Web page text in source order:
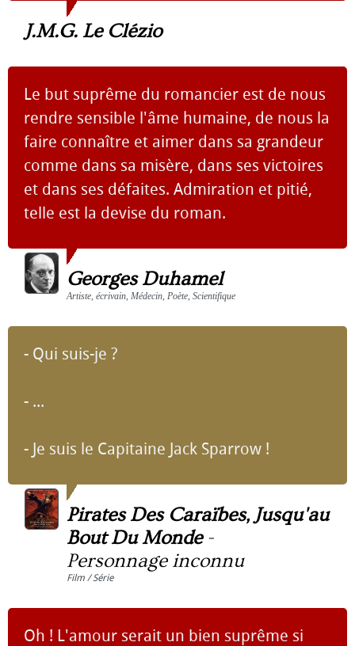
J.M.G. Le Clézio
Le but suprême du romancier est de nous
rendre sensible l'âme humaine, de nous la
faire connaître et aimer dans sa grandeur
comme dans sa misère, dans ses victoires
et dans ses défaites. Admiration et pitié,
telle est la devise du roman.
Georges Duhamel
Artiste, écrivain, Médecin, Poète, Scientifique
- Qui suis-je ?
- ...
- Je suis le Capitaine Jack Sparrow !
Pirates Des Caraïbes, Jusqu'au
Bout Du Monde-
Personnage inconnu
Film / Série
Oh ! L'amour serait un bien suprême si